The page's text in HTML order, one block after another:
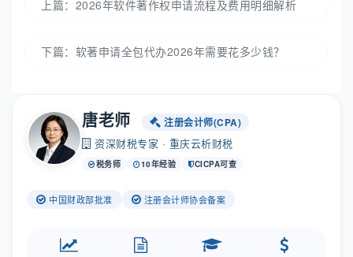
上篇： 2026年软件著作权申请流程及费用明细解析
下篇： 软著申请全包代办2026年需要花多少钱？
唐老师 注册会计师(CPA)
资深财税专家 · 重庆云析财税
税务师 10年经验 CICPA可查
中国财政部批准 注册会计师协会备案